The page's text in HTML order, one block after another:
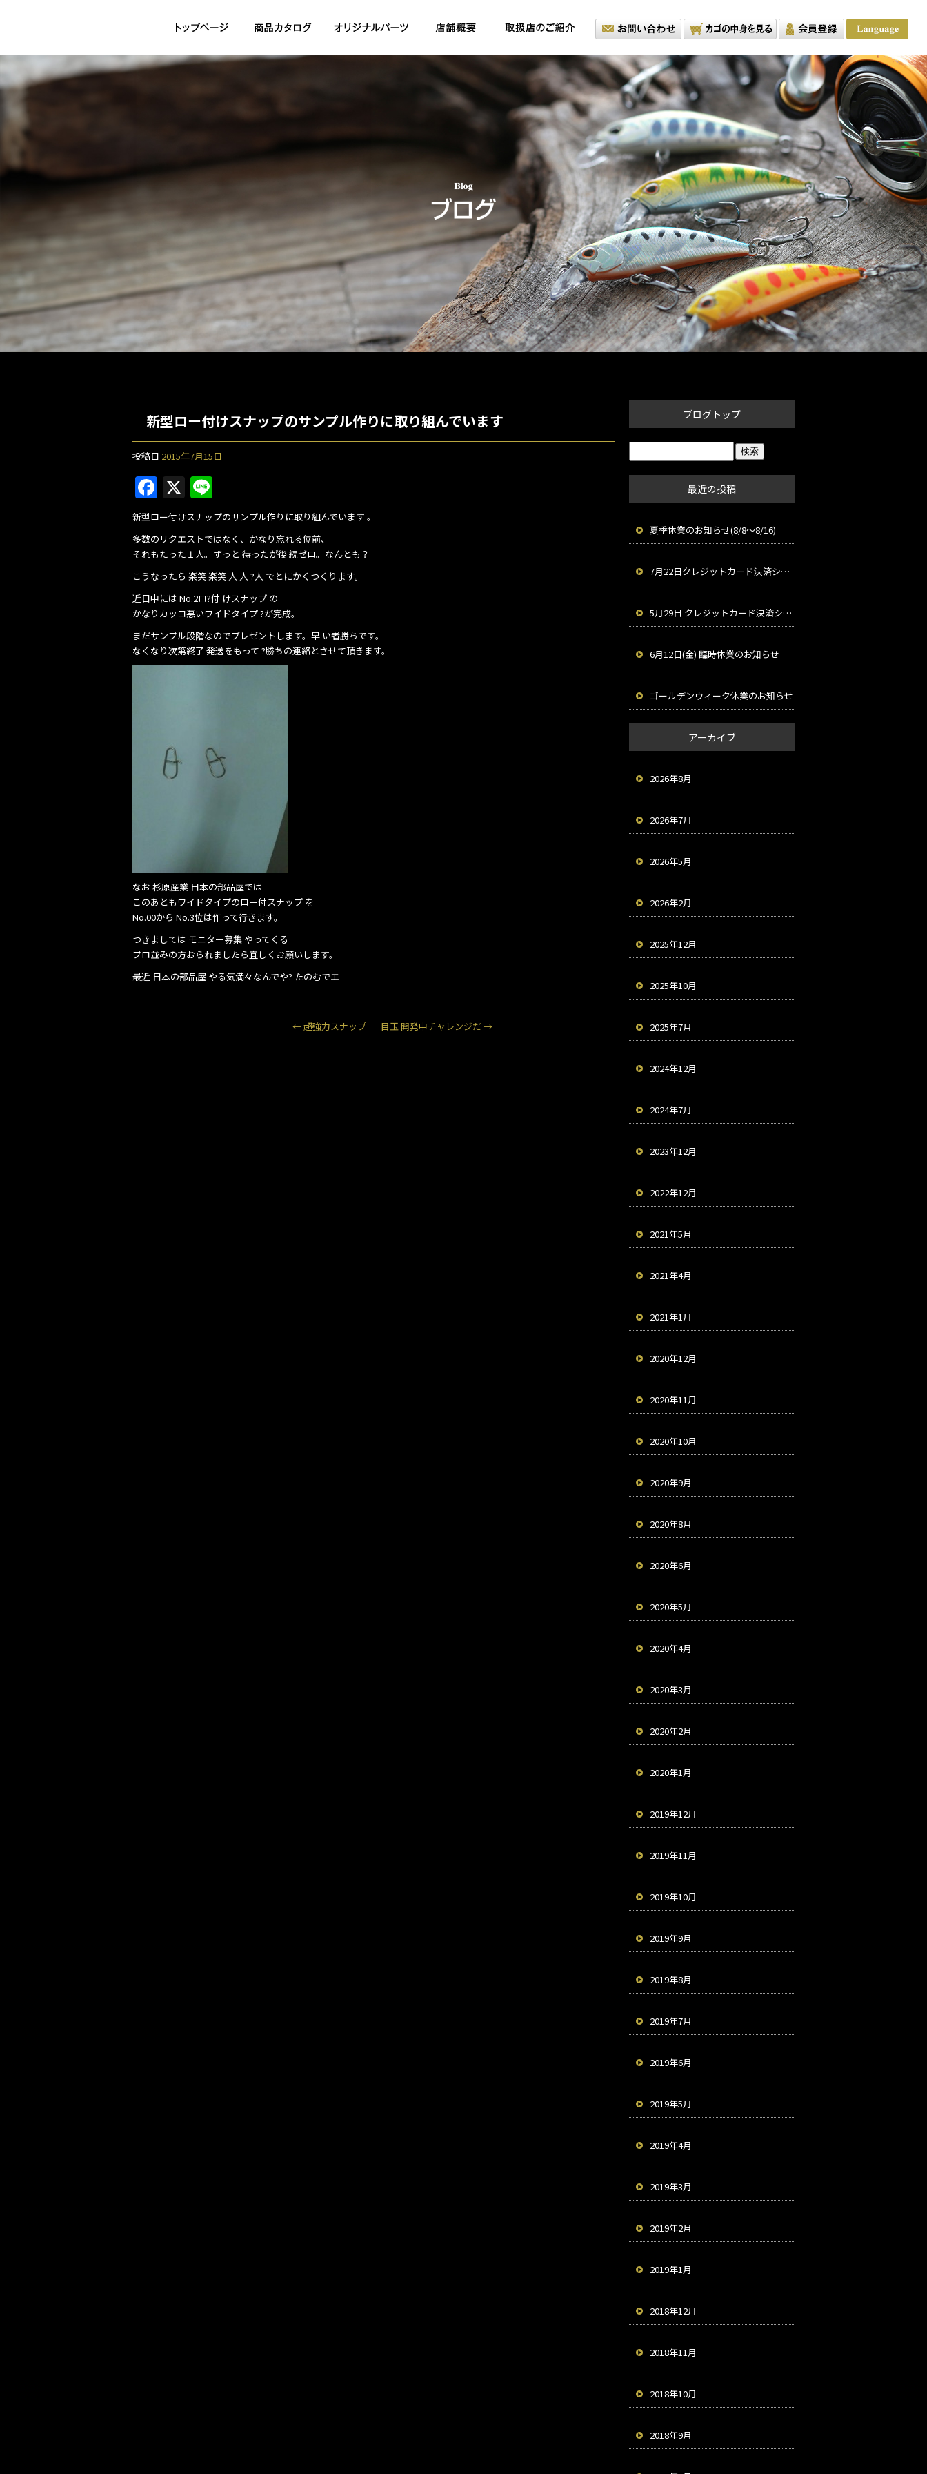
新型ロー付けスナップのサンプル作りに取り組んでいます
投稿日 2015年7月15日
F
a
c
e
b
o
o
k
X
n
e
新型ロー付けスナップのサンプル作りに取り組んでいます 。
多数のリクエストではなく、かなり忘れる位前、
それもたった１人。ずっと 待ったが後 続ゼロ。なんとも？
こうなったら 楽笑 楽笑 人 人 ?人 でとにかくつくります。
近日中には No.2ロ?付 けスナップ の
かなりカッコ悪いワイドタイプ ?が完成。
まだサンプル段階なのでブレゼントします。早 い者勝ちです。
なくなり次第終了 発送をもって ?勝ちの連絡とさせて頂きます。
なお 杉原産業 日本の部品屋では
このあともワイドタイプのロー付スナップ を
No.00から No.3位は作って行きます。
つきましては モニター募集 やってくる
プロ並みの方おられましたら宜しくお願いします。
最近 日本の部品屋 やる気満々なんでや? たのむでエ
←超強力スナップ 目玉 開発中チャレンジだ→
ブログトップ
最近の投稿
夏季休業のお知らせ(8/8～8/16)
7月22日クレジットカード決済システムメンテナンスのお知らせ
5月29日 クレジットカード決済システムメンテナンスのお知らせ
6月12日(金) 臨時休業のお知らせ
ゴールデンウィーク休業のお知らせ
アーカイブ
2026年8月
2026年7月
2026年5月
2026年2月
2025年12月
2025年10月
2025年7月
2024年12月
2024年7月
2023年12月
2022年12月
2021年5月
2021年4月
2021年1月
2020年12月
2020年11月
2020年10月
2020年9月
2020年8月
2020年6月
2020年5月
2020年4月
2020年3月
2020年2月
2020年1月
2019年12月
2019年11月
2019年10月
2019年9月
2019年8月
2019年7月
2019年6月
2019年5月
2019年4月
2019年3月
2019年2月
2019年1月
2018年12月
2018年11月
2018年10月
2018年9月